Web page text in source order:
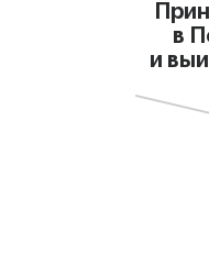
в
и